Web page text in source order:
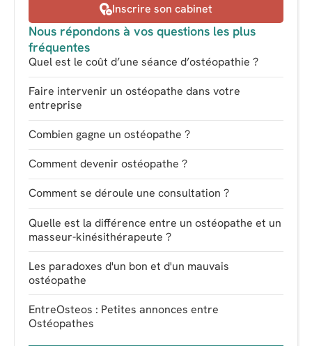
Inscrire son cabinet
Nous répondons à vos questions les plus
fréquentes
Quel est le coût d’une séance d’ostéopathie ?
Faire intervenir un ostéopathe dans votre
entreprise
Combien gagne un ostéopathe ?
Comment devenir ostéopathe ?
Comment se déroule une consultation ?
Quelle est la différence entre un ostéopathe et un
masseur-kinésithérapeute ?
Les paradoxes d'un bon et d'un mauvais
ostéopathe
EntreOsteos : Petites annonces entre
Ostéopathes